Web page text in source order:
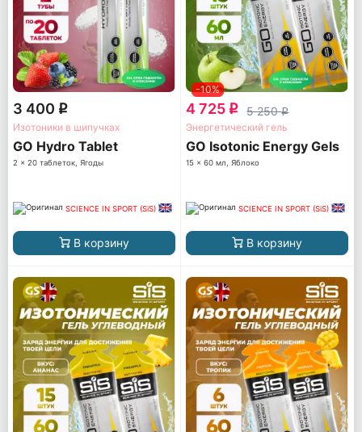
3 400 q
Изотоники в шипучках
GO Hydro Tablet
2 x 20 таблеток, Ягоды
SCIENCE IN SPORT (SiS)
В корзину
-10%
4 725 q 5 250q
Энергетический гель
GO Isotonic Energy Gels
15 x 60 мл, Яблоко
SCIENCE IN SPORT (SiS)
В корзину